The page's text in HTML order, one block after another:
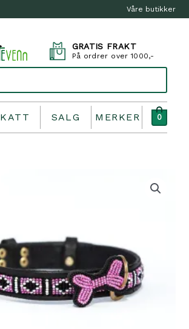
Våre butikker
GRATIS FRAKT
På ordrer over 1000,-
KATT SALG MERKER 0